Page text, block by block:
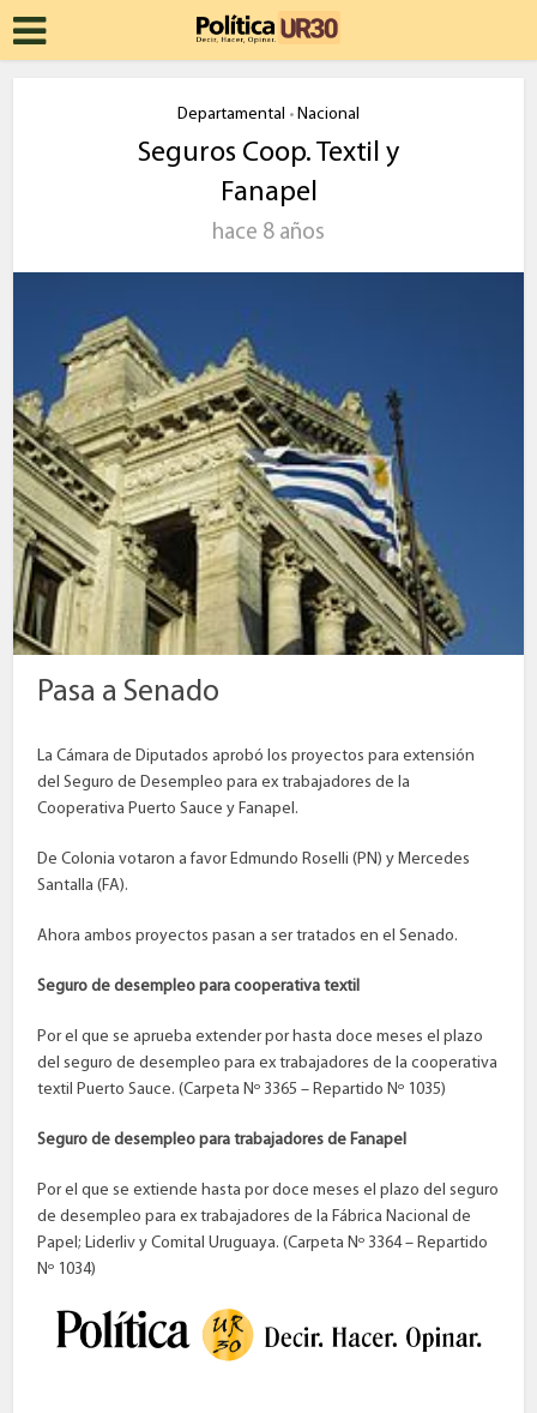
Departamental • Nacional
Seguros Coop. Textil y
Fanapel
hace 8 años
Pasa a Senado
La Cámara de Diputados aprobó los proyectos para extensión
del Seguro de Desempleo para ex trabajadores de la
Cooperativa Puerto Sauce y Fanapel.
De Colonia votaron a favor Edmundo Roselli (PN) y Mercedes
Santalla (FA).
Ahora ambos proyectos pasan a ser tratados en el Senado.
Seguro de desempleo para cooperativa textil
Por el que se aprueba extender por hasta doce meses el plazo
del seguro de desempleo para ex trabajadores de la cooperativa
textil Puerto Sauce. (Carpeta Nº 3365 – Repartido Nº 1035)
Seguro de desempleo para trabajadores de Fanapel
Por el que se extiende hasta por doce meses el plazo del seguro
de desempleo para ex trabajadores de la Fábrica Nacional de
Papel; Liderliv y Comital Uruguaya. (Carpeta Nº 3364 – Repartido
Nº 1034)